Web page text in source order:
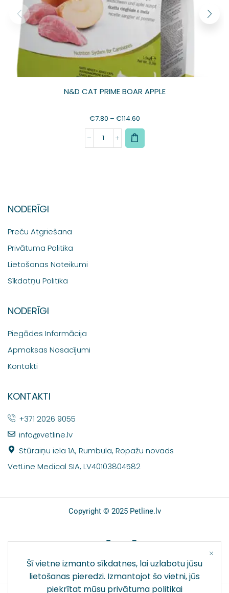
N&D CAT PRIME BOAR APPLE
€7.80 – €114.60
Šī vietne izmanto sīkdatnes, lai uzlabotu jūsu
lietošanas pieredzi. Izmantojot šo vietni, jūs
piekrītat mūsu privātuma politikai
NODERĪGI
Preču Atgriešana
Privātuma Politika
Lietošanas Noteikumi
Sīkdatņu Politika
NODERĪGI
Piegādes Informācija
Apmaksas Nosacījumi
Kontakti
KONTAKTI
+371 2026 9055
info@vetline.lv
Stūraiņu iela 1A, Rumbula, Ropažu novads
VetLine Medical SIA, LV40103804582
Copyright © 2025 Petline.lv
SOCIĀLIE TĪKLI